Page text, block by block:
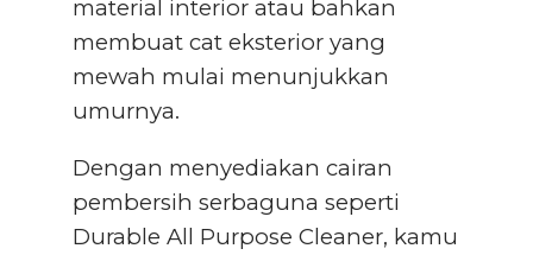
material interior atau bahkan
membuat cat eksterior yang
mewah mulai menunjukkan
umurnya.
Dengan menyediakan cairan
pembersih serbaguna seperti
Durable All Purpose Cleaner, kamu